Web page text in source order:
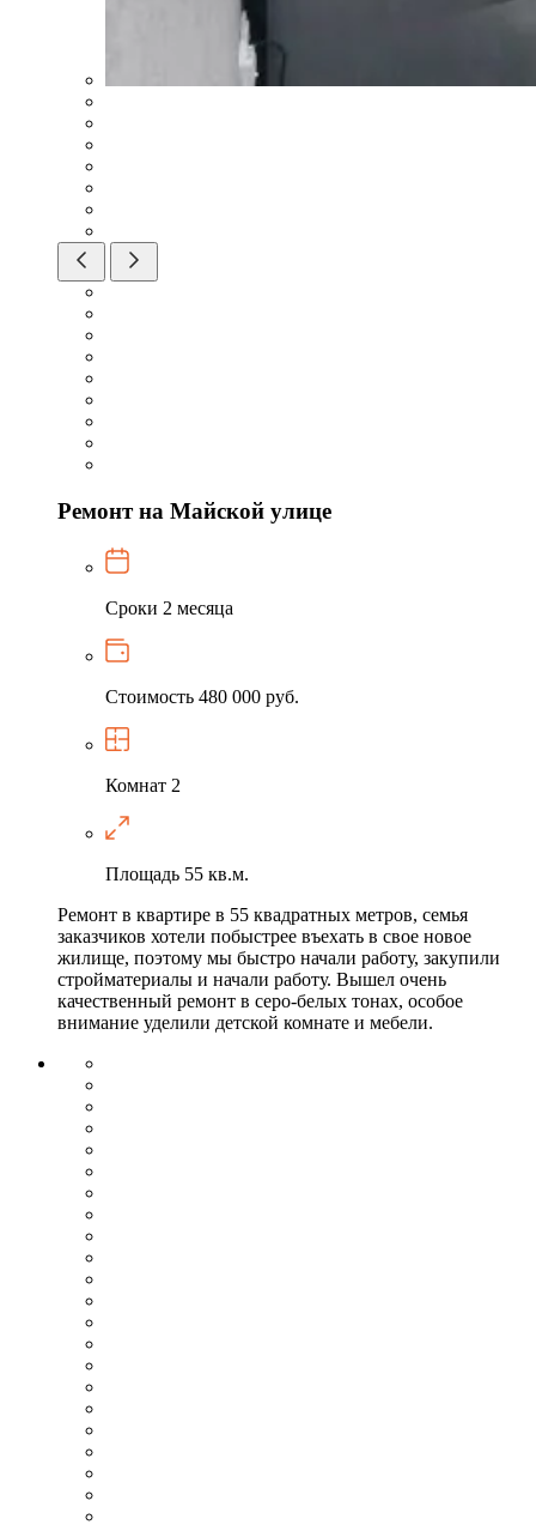
Ремонт на Майской улице
Сроки 2 месяца
Стоимость 480 000 руб.
Комнат 2
Площадь 55 кв.м.
Ремонт в квартире в 55 квадратных метров, семья
заказчиков хотели побыстрее въехать в свое новое
жилище, поэтому мы быстро начали работу, закупили
стройматериалы и начали работу. Вышел очень
качественный ремонт в серо-белых тонах, особое
внимание уделили детской комнате и мебели.